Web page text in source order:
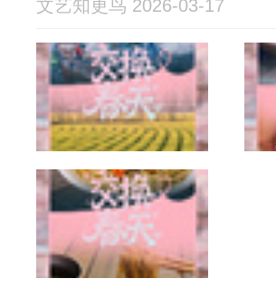
文艺知更鸟 2026-03-17